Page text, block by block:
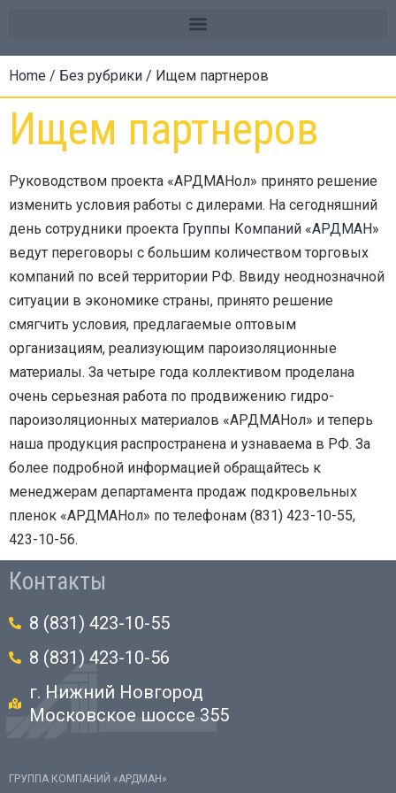
Home / Без рубрики / Ищем партнеров
Ищем партнеров
Руководством проекта «АРДМАНол» принято решение
изменить условия работы с дилерами. На сегодняшний
день сотрудники проекта Группы Компаний «АРДМАН»
ведут переговоры с большим количеством торговых
компаний по всей территории РФ. Ввиду неоднозначной
ситуации в экономике страны, принято решение
смягчить условия, предлагаемые оптовым
организациям, реализующим пароизоляционные
материалы. За четыре года коллективом проделана
очень серьезная работа по продвижению гидро-
пароизоляционных материалов «АРДМАНол» и теперь
наша продукция распространена и узнаваема в РФ. За
более подробной информацией обращайтесь к
менеджерам департамента продаж подкровельных
пленок «АРДМАНол» по телефонам (831) 423-10-55,
423-10-56.
Контакты
8 (831) 423-10-55
8 (831) 423-10-56
г. Нижний Новгород
Московское шоссе 355
ГРУППА КОМПАНИЙ «АРДМАН»